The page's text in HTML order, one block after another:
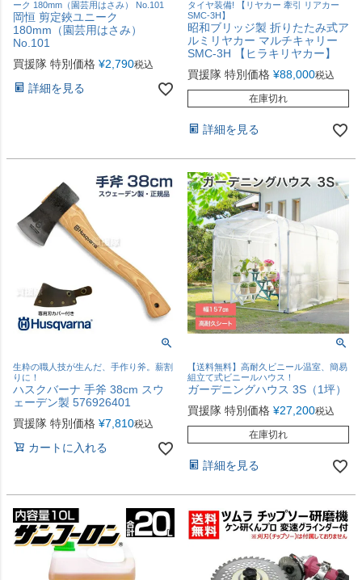
ーク 180mm（園芸用はさみ） No.101
岡恒 剪定鋏ユニーク
180mm（園芸用はさみ）
No.101
買援隊 特別価格 ¥2,790税込
詳細を見る
タイヤ装備! 【リヤカー 牽引 リアカー
SMC-3H】
昭和ブリッジ製 折りたたみ式ア
ルミリヤカー マルチキャリー
SMC-3H 【ヒラキリヤカー】
買援隊 特別価格 ¥88,000税込
在庫切れ
詳細を見る
生粋の職人技が生んだ、手作り斧。薪割
りに！
ハスクバーナ 手斧 38cm スウ
ェーデン製 576926401
買援隊 特別価格 ¥7,810税込
カートに入れる
【送料無料】高耐久ビニール温室、簡易
組立て式ビニールハウス！
ガーデニングハウス 3S（1坪）
買援隊 特別価格 ¥27,200税込
在庫切れ
詳細を見る